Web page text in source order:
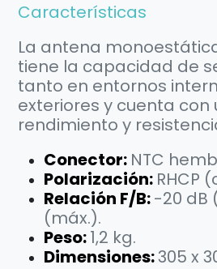
Características
La antena
tiene la capacidad de
tanto en entornos
exteriores y cuenta con
rendimiento y
Conector: NTC
Polarización: RHCP
Relación F/B:-20 dB
(máx.).
Peso:1,2 kg.
Dimensiones:305 x